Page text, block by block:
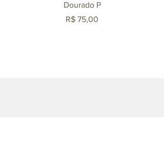
Dourado P
Preço
R$ 75,00